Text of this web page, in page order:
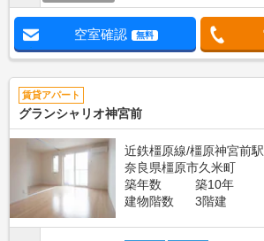
空室確認 無料
賃貸アパート
グランシャリオ神宮前
近鉄橿原線/橿原神宮前
奈良県橿原市久米町
築年数
築10年
建物階数
3階建